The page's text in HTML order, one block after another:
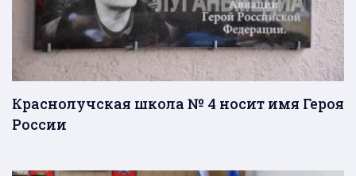
Краснолучская школа № 4 носит имя Героя
России